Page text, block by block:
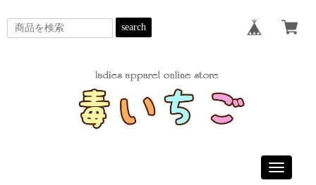
search
Toggle